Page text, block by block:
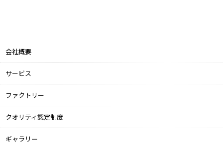
会社概要
サービス
ファクトリー
クオリティ認定制度
ギャラリー